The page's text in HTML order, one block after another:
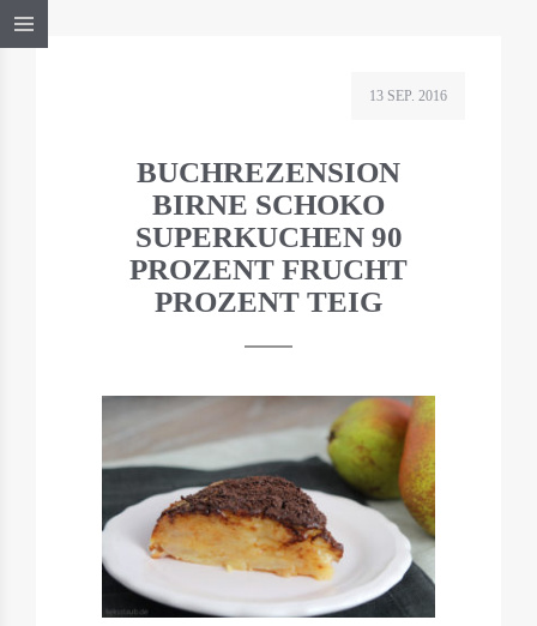
13 SEP. 2016
BUCHREZENSION
BIRNE SCHOKO
SUPERKUCHEN 90
PROZENT FRUCHT
PROZENT TEIG